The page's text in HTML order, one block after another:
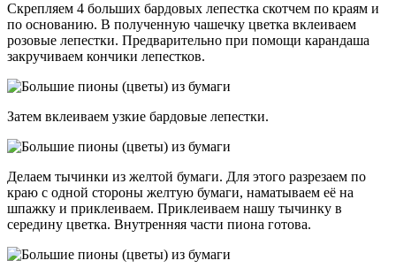
Скрепляем 4 больших бардовых лепестка скотчем по краям и
по основанию. В полученную чашечку цветка вклеиваем
розовые лепестки. Предварительно при помощи карандаша
закручиваем кончики лепестков.
Затем вклеиваем узкие бардовые лепестки.
Делаем тычинки из желтой бумаги. Для этого разрезаем по
краю с одной стороны желтую бумаги, наматываем её на
шпажку и приклеиваем. Приклеиваем нашу тычинку в
середину цветка. Внутренняя части пиона готова.